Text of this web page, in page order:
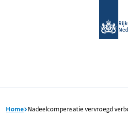
Home Nadeelcompensatie vervroegd